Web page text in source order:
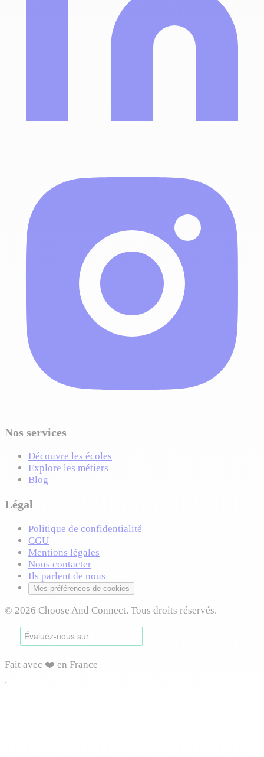
Nos services
Découvre les écoles
Explore les métiers
Blog
Légal
Politique de confidentialité
CGU
Mentions légales
Nous contacter
Ils parlent de nous
Mes préférences de cookies
© 2026 Choose And Connect. Tous droits réservés.
Fait avec ❤️ en France
.